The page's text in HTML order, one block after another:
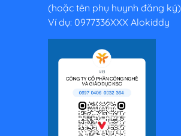
(hoặc tên phụ huynh đăng ký)
Ví dụ: 0977336XXX Alokiddy